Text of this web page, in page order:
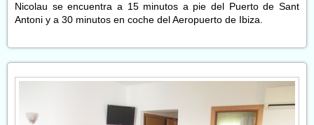
Nicolau se encuentra a 15 minutos a pie del Puerto de Sant
Antoni y a 30 minutos en coche del Aeropuerto de Ibiza.